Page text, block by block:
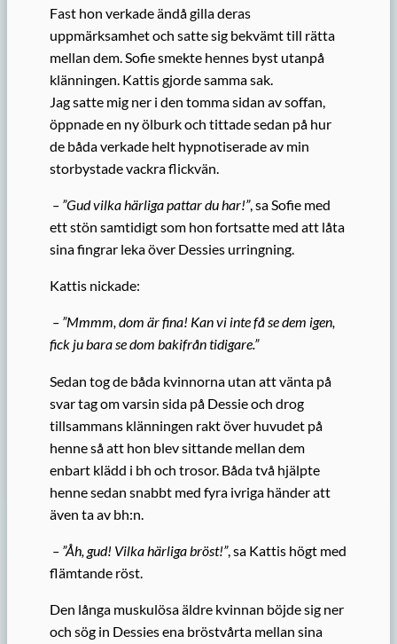
Fast hon verkade ändå gilla deras
uppmärksamhet och satte sig bekvämt till rätta
mellan dem. Sofie smekte hennes byst utanpå
klänningen. Kattis gjorde samma sak.
Jag satte mig ner i den tomma sidan av soffan,
öppnade en ny ölburk och tittade sedan på hur
de båda verkade helt hypnotiserade av min
storbystade vackra flickvän.
– ”Gud vilka härliga pattar du har!”, sa Sofie med
ett stön samtidigt som hon fortsatte med att låta
sina fingrar leka över Dessies urringning.
Kattis nickade:
– ”Mmmm, dom är fina! Kan vi inte få se dem igen,
fick ju bara se dom bakifrån tidigare.”
Sedan tog de båda kvinnorna utan att vänta på
svar tag om varsin sida på Dessie och drog
tillsammans klänningen rakt över huvudet på
henne så att hon blev sittande mellan dem
enbart klädd i bh och trosor. Båda två hjälpte
henne sedan snabbt med fyra ivriga händer att
även ta av bh:n.
– ”Åh, gud! Vilka härliga bröst!”, sa Kattis högt med
flämtande röst.
Den långa muskulösa äldre kvinnan böjde sig ner
och sög in Dessies ena bröstvårta mellan sina